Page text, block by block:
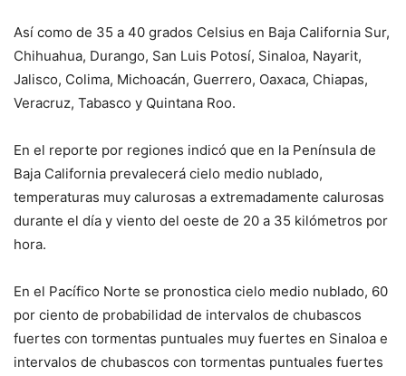
Así como de 35 a 40 grados Celsius en Baja California Sur,
Chihuahua, Durango, San Luis Potosí, Sinaloa, Nayarit,
Jalisco, Colima, Michoacán, Guerrero, Oaxaca, Chiapas,
Veracruz, Tabasco y Quintana Roo.
En el reporte por regiones indicó que en la Península de
Baja California prevalecerá cielo medio nublado,
temperaturas muy calurosas a extremadamente calurosas
durante el día y viento del oeste de 20 a 35 kilómetros por
hora.
En el Pacífico Norte se pronostica cielo medio nublado, 60
por ciento de probabilidad de intervalos de chubascos
fuertes con tormentas puntuales muy fuertes en Sinaloa e
intervalos de chubascos con tormentas puntuales fuertes